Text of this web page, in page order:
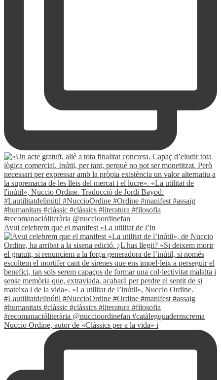
Avui celebrem que el manifest «La utilitat de l’in
Nuccio Ordine, autor de «Clàssics per a la vida» i